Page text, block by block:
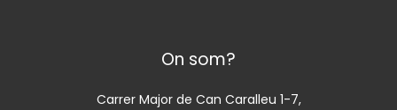
On som?
Carrer Major de Can Caralleu 1-7,